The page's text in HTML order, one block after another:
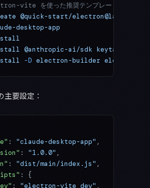
vite を使った推奨テンプレート
@quick-start/electron@latest
desktop-app
@anthropic-ai/sdk keytar
-D electron-builder electron-
主要設定：
: "claude-desktop-app" ,
: "1.0.0" ,
: "dist/main/index.js" ,
: {
: "electron-vite dev" ,